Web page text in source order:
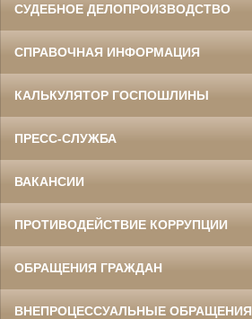
СУДЕБНОЕ ДЕЛОПРОИЗВОДСТВО
СПРАВОЧНАЯ ИНФОРМАЦИЯ
КАЛЬКУЛЯТОР ГОСПОШЛИНЫ
ПРЕСС-СЛУЖБА
ВАКАНСИИ
ПРОТИВОДЕЙСТВИЕ КОРРУПЦИИ
ОБРАЩЕНИЯ ГРАЖДАН
ВНЕПРОЦЕССУАЛЬНЫЕ ОБРАЩЕНИЯ